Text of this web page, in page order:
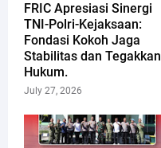
FRIC Apresiasi Sinergi
TNI-Polri-Kejaksaan:
Fondasi Kokoh Jaga
Stabilitas dan Tegakkan
Hukum.
July 27, 2026